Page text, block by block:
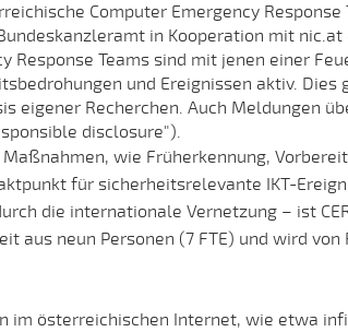
Computer Emergency
Bundeskanzleramt in Kooperation mit
Response Teams sind mit jenen einer
und Ereignissen aktiv.
eigener Recherchen. Auch Meldungen
disclosure").
Maßnahmen, wie Früherkennung,
für sicherheitsrelevante IKT-
die internationale Vernetzung – ist
aus neun Personen (7 FTE) und wird
im österreichischen Internet, wie etwa